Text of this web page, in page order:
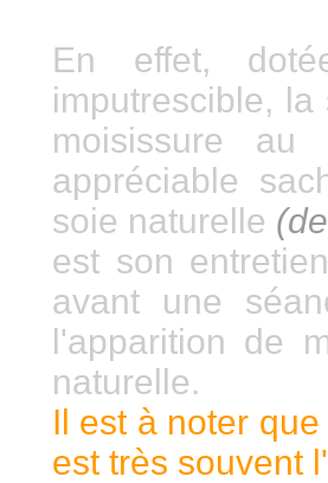
En effet,
imputrescible,
moisissure
appréciable
soie naturelle
est son
avant une
l'apparition de
naturelle.
Il est à noter
est très souvent